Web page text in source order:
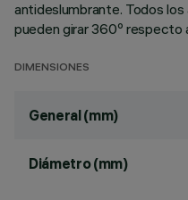
antideslumbrante. Todos
pueden girar 360º respecto
DIMENSIONES
General (mm)
Diámetro (mm)